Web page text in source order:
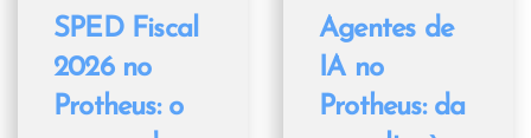
SPED Fiscal
2026 no
Protheus: o
Agentes de
IA no
Protheus: da